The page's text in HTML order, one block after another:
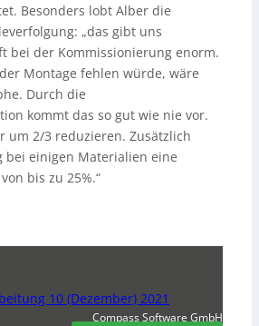
Besonders lobt Alber die
„das gibt uns
bei der Kommissionierung enorm.
Montage fehlen würde, wäre
Durch die
kommt das so gut wie nie vor.
um 2/3 reduzieren. Zusätzlich
bei einigen Materialien eine
bis zu 25%.“
10 (Dezember) 2021
Compass Software GmbH